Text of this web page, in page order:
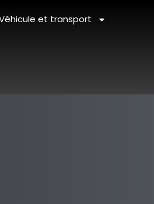
et transport